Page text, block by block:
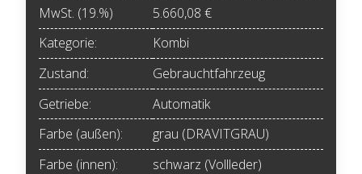
MwSt. (19.%)
5.660,08 €
Kategorie:
Kombi
Zustand:
Gebrauchtfahrzeug
Getriebe:
Automatik
Farbe (außen):
grau (DRAVITGRAU)
Farbe (innen):
schwarz (Vollleder)